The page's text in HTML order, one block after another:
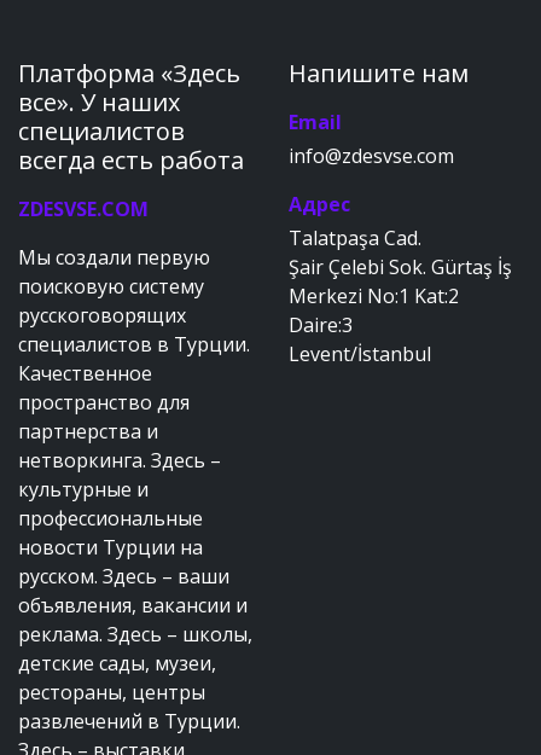
Платформа «Здесь
все». У наших
специалистов
всегда есть работа
ZDESVSE.COM
Мы создали первую
поисковую систему
русскоговорящих
специалистов в Турции.
Качественное
пространство для
партнерства и
нетворкинга. Здесь –
культурные и
профессиональные
новости Турции на
русском. Здесь – ваши
объявления, вакансии и
реклама. Здесь – школы,
детские сады, музеи,
рестораны, центры
развлечений в Турции.
Напишите нам
Email
info@zdesvse.com
Адрес
Talatpaşa Cad.
Şair Çelebi Sok. Gürtaş İş
Merkezi No:1 Kat:2
Daire:3
Levent/İstanbul